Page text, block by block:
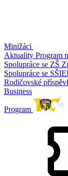
Minižáci
Aktuality Program
Spolupráce se ZŠ
Spolupráce se
Rodičovské
Business
Program